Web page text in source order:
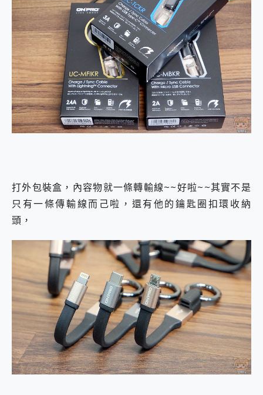
打外包裝盒，內容物就一條轉輸線~~好啦~~其實不是
只有一條傳輸線而己啦，還有他的鑰匙圈扣環收納
頭，